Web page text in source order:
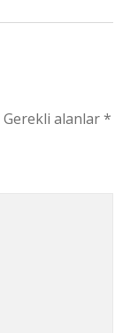
Gerekli alanlar*